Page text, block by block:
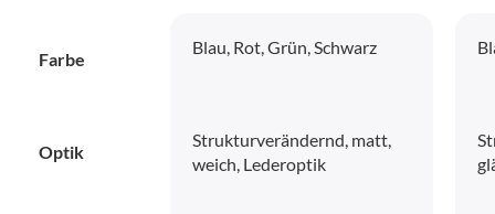
Farbe
Blau, Rot, Grün, Schwarz
Optik
Strukturverändernd, matt,
weich, Lederoptik